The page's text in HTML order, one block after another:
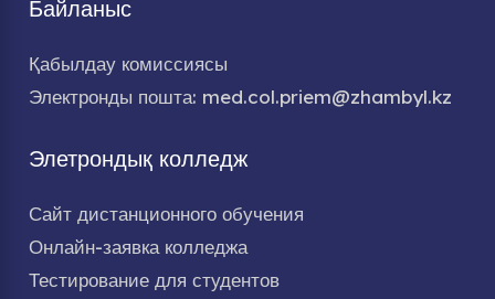
Байланыс
Қабылдау комиссиясы
Электронды пошта: med.col.priem@zhambyl.kz
Элетрондық колледж
Сайт дистанционного обучения
Онлайн-заявка колледжа
Тестирование для студентов